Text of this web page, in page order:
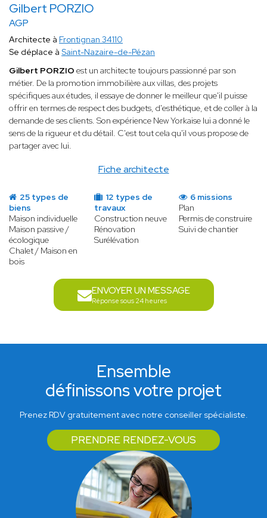
Gilbert PORZIO
AGP
Fiche architecte
Architecte à Frontignan 34110
Se déplace à Saint-Nazaire-de-Pézan
Gilbert PORZIO est un architecte toujours passionné par son
métier. De la promotion immobilière aux villas, des projets
spécifiques aux études, il essaye de donner le meilleur que'il puisse
offrir en termes de respect des budgets, d'esthétique, et de coller à la
demande de ses clients. Son expérience New Yorkaise lui a donné le
sens de la rigueur et du détail. C'est tout cela qu'il vous propose de
partager avec lui.
25 types de
biens
Maison individuelle
Maison passive /
écologique
Chalet / Maison en
bois
12 types de
travaux
Construction neuve
Rénovation
Surélévation
6 missions
Plan
Permis de construire
Suivi de chantier
ENVOYER UN MESSAGE
Réponse sous 24 heures
Ensemble
définissons votre projet
Prenez RDV gratuitement avec notre conseiller spécialiste.
PRENDRE RENDEZ-VOUS